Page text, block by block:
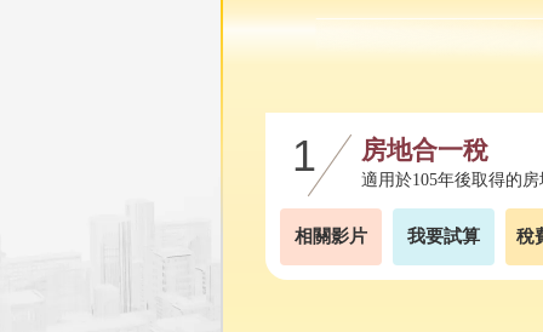
房地合一稅
適用於105年後取得的房
相關影片 我要試算 稅